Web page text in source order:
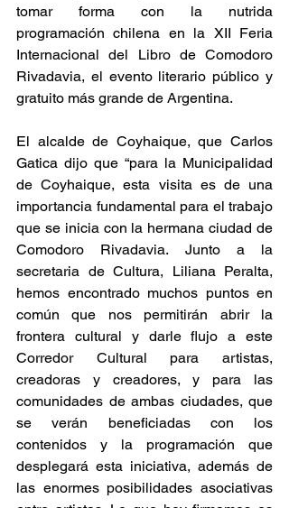
tomar forma con la nutrida
programación chilena en la XII Feria
Internacional del Libro de Comodoro
Rivadavia, el evento literario público y
gratuito más grande de Argentina.
El alcalde de Coyhaique, que Carlos
Gatica dijo que “para la Municipalidad
de Coyhaique, esta visita es de una
importancia fundamental para el trabajo
que se inicia con la hermana ciudad de
Comodoro Rivadavia. Junto a la
secretaria de Cultura, Liliana Peralta,
hemos encontrado muchos puntos en
común que nos permitirán abrir la
frontera cultural y darle flujo a este
Corredor Cultural para artistas,
creadoras y creadores, y para las
comunidades de ambas ciudades, que
se verán beneficiadas con los
contenidos y la programación que
desplegará esta iniciativa, además de
las enormes posibilidades asociativas